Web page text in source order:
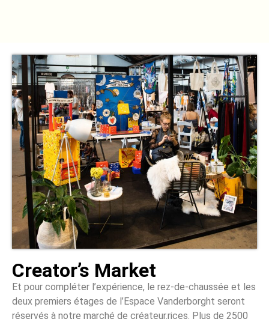
Creator’s Market
Et pour compléter l’expérience, le rez-de-chaussée et les
deux premiers étages de l’Espace Vanderborght seront
réservés à notre marché de créateur.rices. Plus de 2500